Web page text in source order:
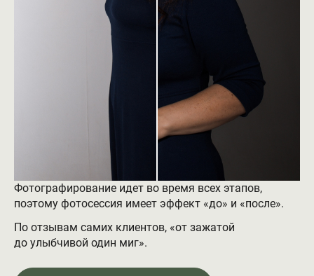
Фотографирование идет во время всех этапов,
поэтому фотосессия имеет эффект «до» и «после».
По отзывам самих клиентов, «от зажатой
до улыбчивой один миг».